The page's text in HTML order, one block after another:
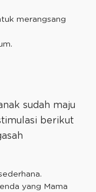
merangsang
sudah maju
berikut
yang Mama